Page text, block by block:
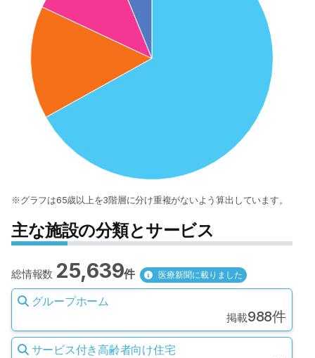
※グラフは65歳以上を3階層に分け重複がないよう算出しています。
主な施設の分類とサービス
総情報数 25,639件 医療新聞に載りました
グループホーム
掲載988件
サービス付き高齢者向け住宅